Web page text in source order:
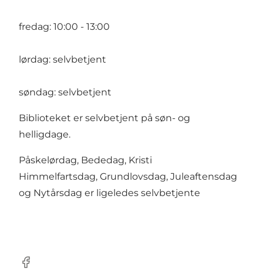
fredag: 10:00 - 13:00
lørdag: selvbetjent
søndag: selvbetjent
Biblioteket er selvbetjent på søn- og
helligdage.
Påskelørdag, Bededag, Kristi
Himmelfartsdag, Grundlovsdag, Juleaftensdag
og Nytårsdag er ligeledes selvbetjente
Facebook